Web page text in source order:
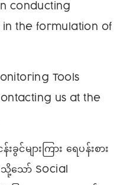
conducting
the formulation of
Tools
us at the
များကြား ရေပန်းစား
သော် Social